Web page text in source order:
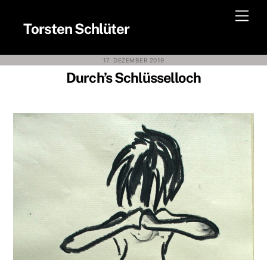
contentTorsten Schlüter
17. DEZEMBER 2019
Durch’s Schlüsselloch